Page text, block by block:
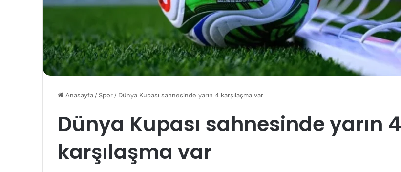
Anasayfa / Spor / Dünya Kupası sahnesinde yarın 4 karşılaşma var
Dünya Kupası sahnesinde yarın 4
karşılaşma var